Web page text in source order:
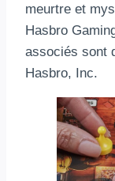
meurtre et
Hasbro
associés sont
Hasbro, Inc.